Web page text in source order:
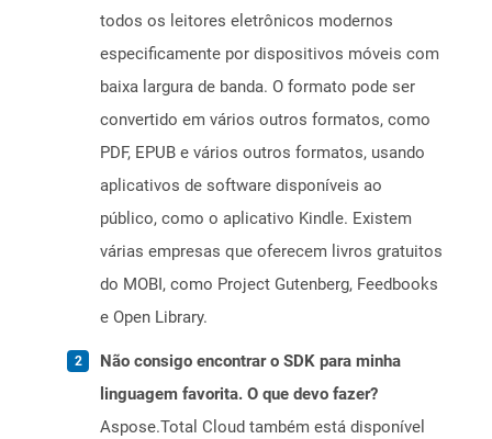
todos os leitores eletrônicos modernos
especificamente por dispositivos móveis com
baixa largura de banda. O formato pode ser
convertido em vários outros formatos, como
PDF, EPUB e vários outros formatos, usando
aplicativos de software disponíveis ao
público, como o aplicativo Kindle. Existem
várias empresas que oferecem livros gratuitos
do MOBI, como Project Gutenberg, Feedbooks
e Open Library.
Não consigo encontrar o SDK para minha
linguagem favorita. O que devo fazer?
Aspose.Total Cloud também está disponível